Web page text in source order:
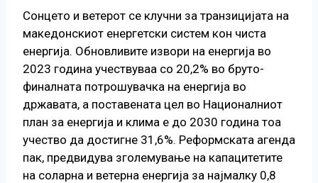
Сонцето и ветерот се клучни за транзицијата на
македонскиот енергетски систем кон чиста
енергија. Обновливите извори на енергија во
2023 година учествуваа со 20,2% во бруто-
финалната потрошувачка на енергија во
државата, а поставената цел во Националниот
план за енергија и клима е до 2030 година тоа
учество да достигне 31,6%. Реформската агенда
пак, предвидува зголемување на капацитетите
на соларна и ветерна енергија за најмалку 0,8